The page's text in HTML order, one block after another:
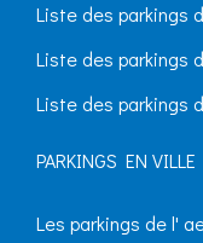
Liste des parkings
Liste des parkings
Liste des parkings
PARKINGS EN
Les parkings de l'